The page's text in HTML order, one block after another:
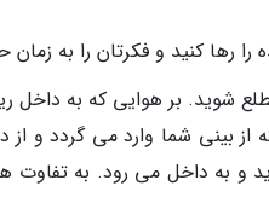
رها کنید و فکرتان را به زمان
شوید. بر هوایی که به داخل
از بینی شما وارد می گردد و
و به داخل می رود. به